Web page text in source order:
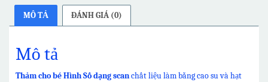
MÔ TẢ ĐÁNH GIÁ (0)
Mô tả
Thảm cho bé Hình Số dạng scanchất liệu làm bằng cao su và hạt